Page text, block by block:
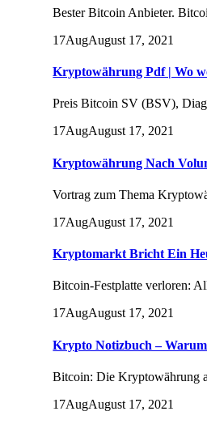
Bester Bitcoin Anbieter.
17AugAugust 17, 2021
Kryptowährung Pdf | Wo
Preis Bitcoin SV (BSV),
17AugAugust 17, 2021
Kryptowährung Nach
Vortrag zum Thema
17AugAugust 17, 2021
Kryptomarkt Bricht Ein
Bitcoin-Festplatte verloren:
17AugAugust 17, 2021
Krypto Notizbuch –
Bitcoin: Die Kryptowährung
17AugAugust 17, 2021